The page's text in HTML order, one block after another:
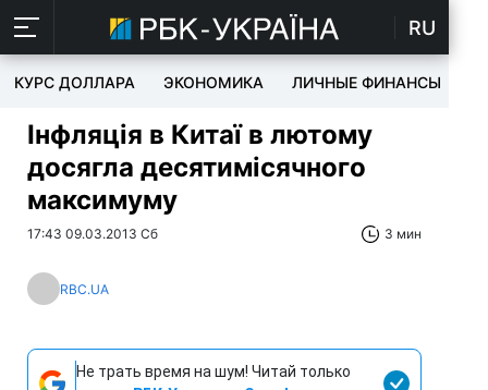
RU
КУРС ДОЛЛАРА ЭКОНОМИКА ЛИЧНЫЕ ФИНАНСЫ
Інфляція в Китаї в лютому
досягла десятимісячного
максимуму
17:43 09.03.2013 Сб 3 мин
RBC.UA
Не трать время на шум! Читай только